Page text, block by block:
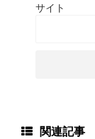
サイト
関連記事